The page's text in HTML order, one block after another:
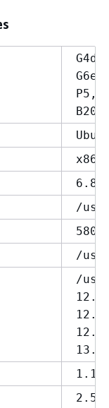
P5,
/
/
/
13.0